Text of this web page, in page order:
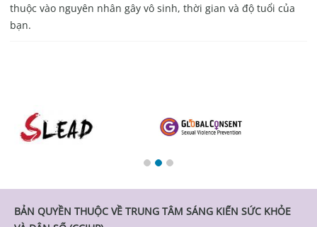
thuộc vào nguyên nhân gây vô sinh, thời gian và độ tuổi của
bạn.
BẢN QUYỀN THUỘC VỀ TRUNG TÂM SÁNG KIẾN SỨC KHỎE